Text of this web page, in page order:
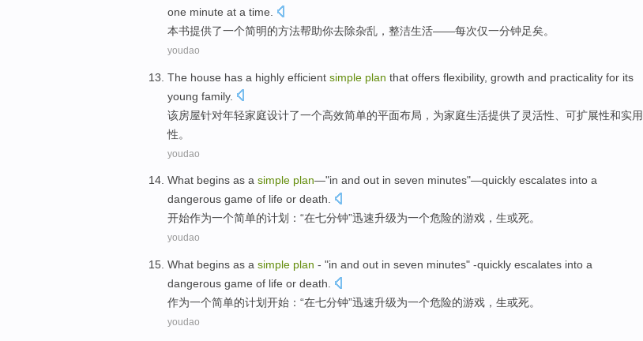
one minute at a time.
本书提供了一个简明的方法帮助你去除杂乱 ，整洁生活——每次仅一分钟足矣。
youdao
The house has a highly efficient simple plan that offers flexibility, growth and practicality for its
young family.
该房屋针对年轻家庭设计了一个高效简单的平面布局，为家庭生活提供了 灵活性 、可扩展性和实用
性。
youdao
What begins as a simple plan—"in and out in seven minutes"—quickly escalates into a
dangerous game of life or death.
开始作为一个简单的计划 ：“在七分钟”迅速升级为一个危险的游戏 ， 生或死。
youdao
What begins as a simple plan - "in and out in seven minutes" -quickly escalates into a
dangerous game of life or death
作为一个简单的计划开始 ：“在七分钟”迅速升级为一个危险的游戏 ， 生或死。
youdao